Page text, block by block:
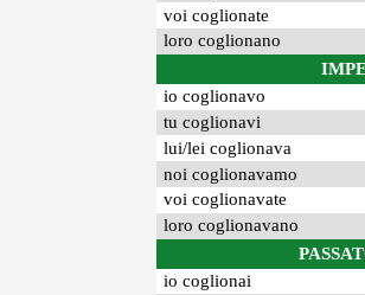
voi coglionate
loro coglionano
io coglionavo
tu coglionavi
lui/lei coglionava
noi coglionavamo
voi coglionavate
loro coglionavano
io coglionai